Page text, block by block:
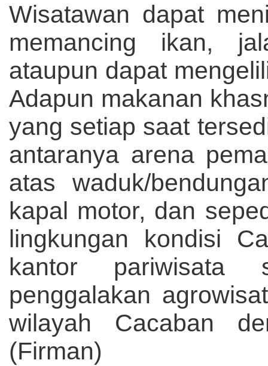
Wisatawan dapat
memancing ikan,
ataupun dapat
Adapun makanan
yang setiap saat
antaranya arena
atas waduk/
kapal motor, dan
lingkungan kondisi
kantor pariwisata
penggalakan
wilayah Cacaban
(Firman)